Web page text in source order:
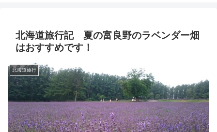
北海道旅行記 夏の富良野のラベンダー畑
はおすすめです！
北海道旅行